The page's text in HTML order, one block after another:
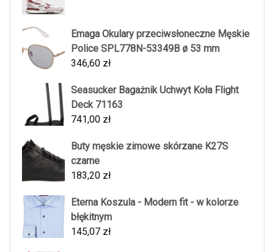
Emaga Okulary przeciwsłoneczne Męskie
Police SPL778N-53349B ø 53 mm
346,60 zł
Seasucker Bagażnik Uchwyt Koła Flight
Deck 71163
741,00 zł
Buty męskie zimowe skórzane K27S
czarne
183,20 zł
Eterna Koszula - Modern fit - w kolorze
błękitnym
145,07 zł